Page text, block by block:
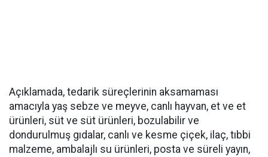
Açıklamada, tedarik süreçlerinin aksamaması
amacıyla yaş sebze ve meyve, canlı hayvan, et ve et
ürünleri, süt ve süt ürünleri, bozulabilir ve
dondurulmuş gıdalar, canlı ve kesme çiçek, ilaç, tıbbi
malzeme, ambalajlı su ürünleri, posta ve süreli yayın,